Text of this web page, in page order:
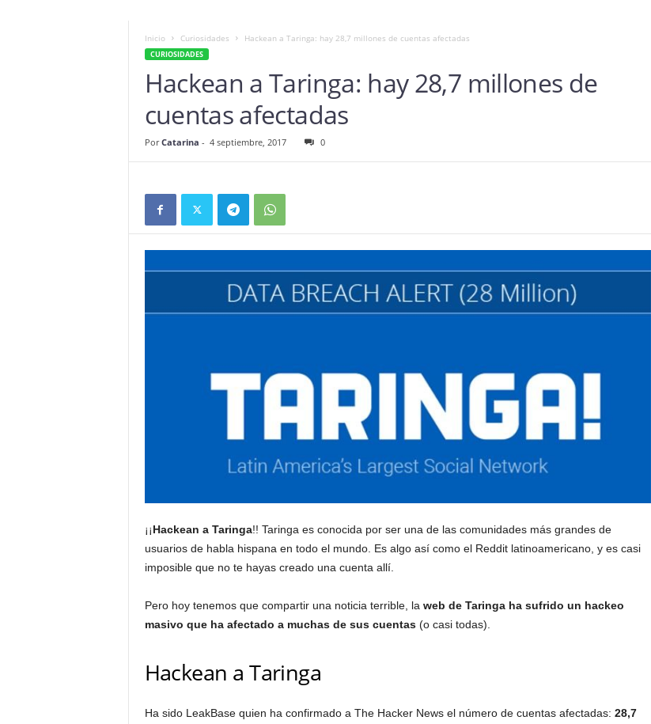
Inicio Curiosidades Hackean a Taringa: hay 28,7 millones de cuentas afectadas
CURIOSIDADES
Hackean a Taringa: hay 28,7 millones de
cuentas afectadas
Por Catarina - 4 septiembre, 2017 0
¡¡Hackean a Taringa!! Taringa es conocida por ser una de las comunidades más grandes de
usuarios de habla hispana en todo el mundo. Es algo así como el Reddit latinoamericano, y es casi
imposible que no te hayas creado una cuenta allí.
Pero hoy tenemos que compartir una noticia terrible, la web de Taringa ha sufrido un hackeo
masivo que ha afectado a muchas de sus cuentas(o casi todas).
Hackean a Taringa
Ha sido LeakBase quien ha confirmado a The Hacker News el número de cuentas afectadas: 28,7